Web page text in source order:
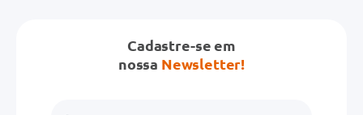
Cadastre-se em
nossa Newsletter!